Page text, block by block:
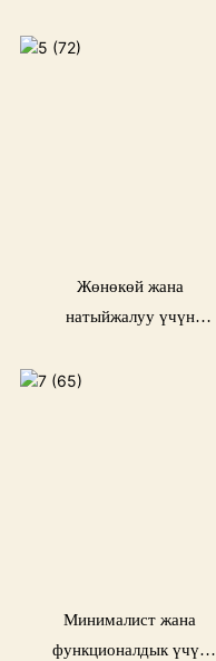
Жөнөкөй жана
натыйжалуу үчүн
конференция столу
Минималист жана
функционалдык үчүн